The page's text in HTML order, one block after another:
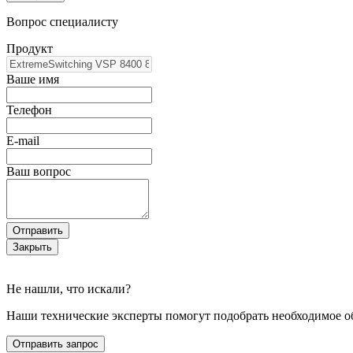
Вопрос специалисту
Продукт
Ваше имя
Телефон
E-mail
Ваш вопрос
Отправить
Закрыть
Не нашли, что искали?
Наши технические эксперты помогут подобрать необходимое
Отправить запрос